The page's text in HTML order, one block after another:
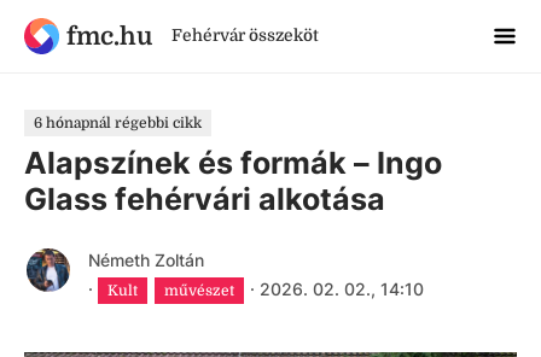
fmc.hu Fehérvár összeköt
6 hónapnál régebbi cikk
Alapszínek és formák – Ingo
Glass fehérvári alkotása
Németh Zoltán
·
Kult művészet · 2026. 02. 02., 14:10